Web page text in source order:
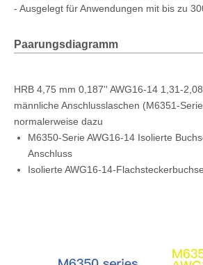
- Ausgelegt für Anwendungen mit bis zu
Paarungsdiagramm
HRB 4,75 mm 0,187'' AWG16-14 1,31-
männliche Anschlusslaschen (M6351-
normalerweise dazu
M6350-Serie AWG16-14 Isolierte
Anschluss
Isolierte AWG16-14-